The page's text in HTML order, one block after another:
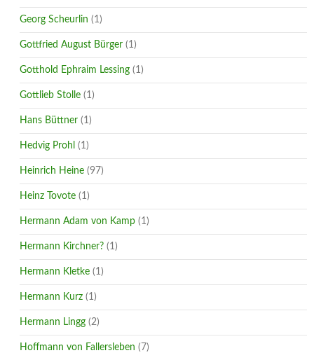
Georg Scheurlin (1)
Gottfried August Bürger (1)
Gotthold Ephraim Lessing (1)
Gottlieb Stolle (1)
Hans Büttner (1)
Hedvig Prohl (1)
Heinrich Heine (97)
Heinz Tovote (1)
Hermann Adam von Kamp (1)
Hermann Kirchner? (1)
Hermann Kletke (1)
Hermann Kurz (1)
Hermann Lingg (2)
Hoffmann von Fallersleben (7)